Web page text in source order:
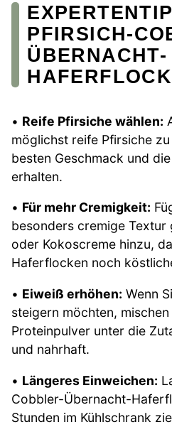
PFIRSICH-
ÜBERNACHT-
• Reife Pfirsiche wählen:
möglichst reife Pfirsiche
besten Geschmack und
erhalten.
• Für mehr Cremigkeit:
besonders cremige
oder Kokoscreme hinzu,
Haferflocken noch
• Eiweiß erhöhen: Wenn
steigern möchten,
Proteinpulver unter die
und nahrhaft.
• Längeres Einweichen:
Cobbler-Übernacht-
Stunden im Kühlschrank